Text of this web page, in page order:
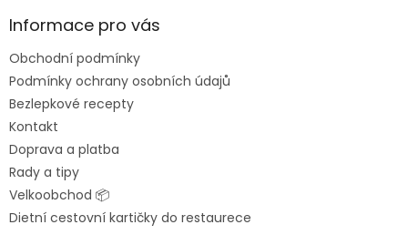
aInformace pro vás
Obchodní podmínky
Podmínky ochrany osobních údajů
Bezlepkové recepty
Kontakt
Doprava a platba
Rady a tipy
Velkoobchod 📦
Dietní cestovní kartičky do restaurece